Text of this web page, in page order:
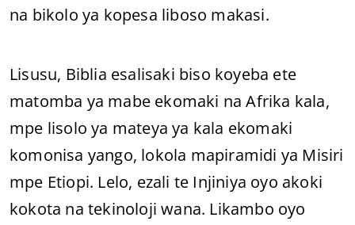
na bikolo ya kopesa liboso makasi.
Lisusu, Biblia esalisaki biso koyeba ete
matomba ya mabe ekomaki na Afrika kala,
mpe lisolo ya mateya ya kala ekomaki
komonisa yango, lokola mapiramidi ya Misiri
mpe Etiopi. Lelo, ezali te Injiniya oyo akoki
kokota na tekinoloji wana. Likambo oyo